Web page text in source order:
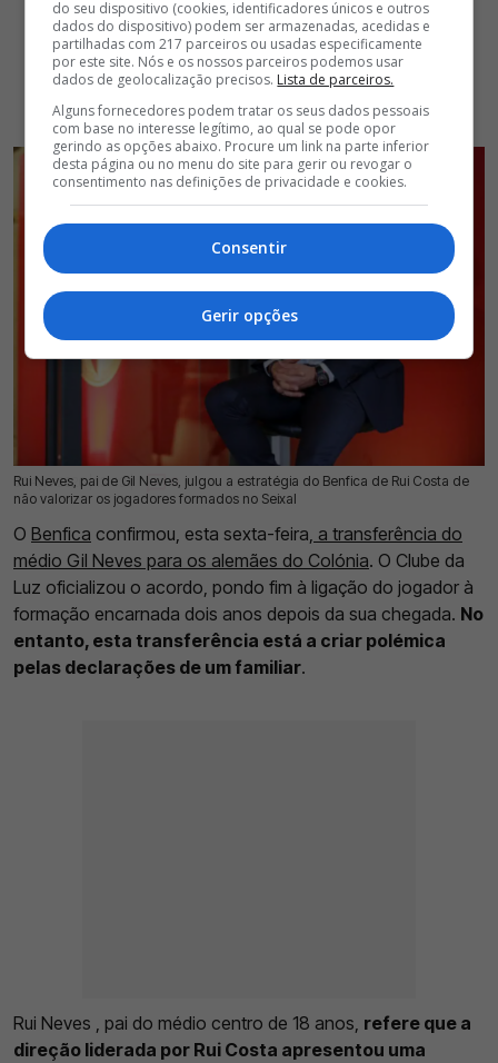
Rui Neves, pai de Gil Neves, julgou a estratégia do Benfica de Rui Costa de
não valorizar os jogadores formados no Seixal
07 Ago 2026 | 13:43 | 0
O Benfica confirmou, esta sexta-feira, a transferência do
médio Gil Neves para os alemães do Colónia. O Clube da
Luz oficializou o acordo, pondo fim à ligação do jogador à
formação encarnada dois anos depois da sua chegada. No
entanto, esta transferência está a criar polémica
pelas declarações de um familiar.
Rui Neves , pai do médio centro de 18 anos, refere que a
direção liderada por Rui Costa apresentou uma
do seu dispositivo (cookies, identificadores únicos e outros
dados do dispositivo) podem ser armazenadas, acedidas e
partilhadas com 217 parceiros ou usadas especificamente
por este site. Nós e os nossos parceiros podemos usar
dados de geolocalização precisos. Lista de parceiros.
Alguns fornecedores podem tratar os seus dados pessoais
com base no interesse legítimo, ao qual se pode opor
gerindo as opções abaixo. Procure um link na parte inferior
desta página ou no menu do site para gerir ou revogar o
consentimento nas definições de privacidade e cookies.
Consentir
Gerir opções